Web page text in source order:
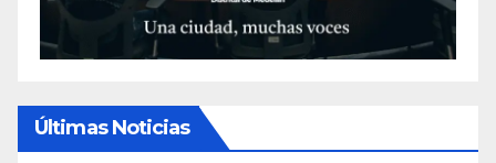
Últimas Noticias